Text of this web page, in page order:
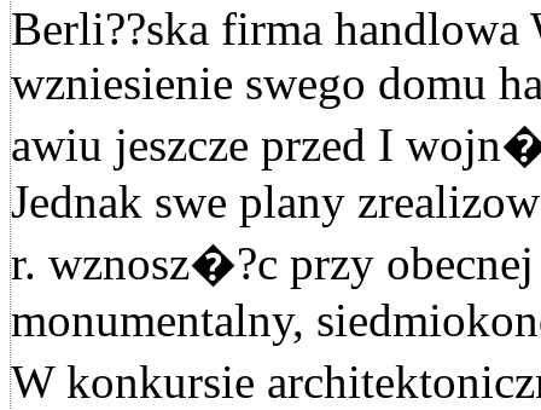
Berli??ska firma handlowa
wzniesienie swego domu
awiu jeszcze przed I
Jednak swe plany
r. wznosz�?c przy
monumentalny,
W konkursie